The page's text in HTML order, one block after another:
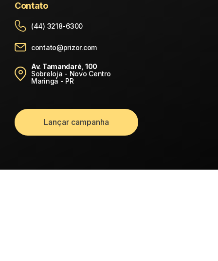
Contato
(44) 3218-6300
contato@prizor.com
Av. Tamandaré, 100
Sobreloja - Novo Centro
Maringá - PR
Lançar campanha